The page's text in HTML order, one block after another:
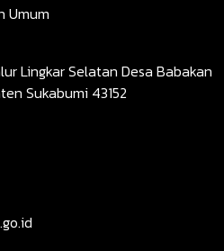
Umum
Lingkar Selatan Desa Babakan
Sukabumi 43152